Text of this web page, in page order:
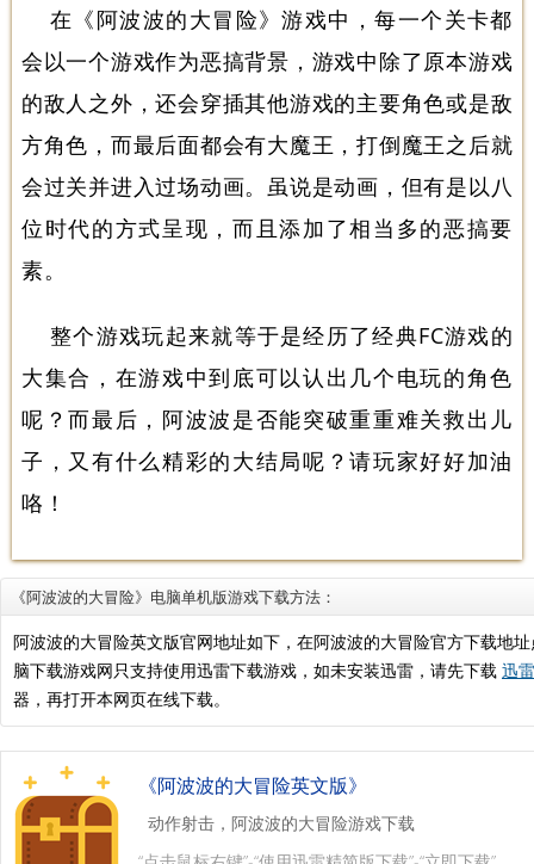
在《阿波波的大冒险》游戏中，每一个关卡都
会以一个游戏作为恶搞背景，游戏中除了原本游戏
的敌人之外，还会穿插其他游戏的主要角色或是敌
方角色，而最后面都会有大魔王，打倒魔王之后就
会过关并进入过场动画。虽说是动画，但有是以八
位时代的方式呈现，而且添加了相当多的恶搞要
素。
整个游戏玩起来就等于是经历了经典FC游戏的
大集合，在游戏中到底可以认出几个电玩的角色
呢？而最后，阿波波是否能突破重重难关救出儿
子，又有什么精彩的大结局呢？请玩家好好加油
咯！
《阿波波的大冒险》电脑单机版游戏下载方法：
阿波波的大冒险英文版官网地址如下，在阿波波的大冒险官方下载地
脑下载游戏网只支持使用迅雷下载游戏，如未安装迅雷，请先下载 迅
器，再打开本网页在线下载。
《阿波波的大冒险英文版》
动作射击，阿波波的大冒险游戏下载